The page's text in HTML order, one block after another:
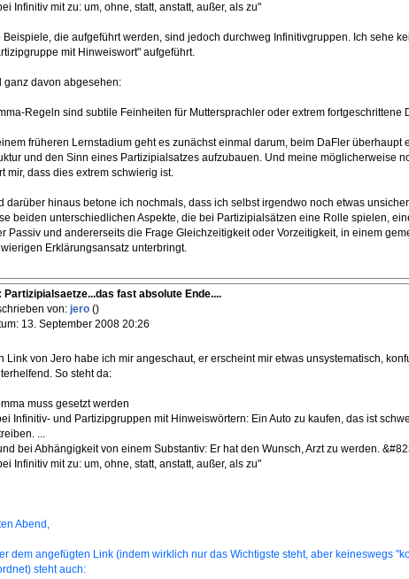
Infinitiv mit zu: um, ohne, statt, anstatt, außer, als zu"
Beispiele, die aufgeführt werden, sind jedoch durchweg Infinitivgruppen. Ich sehe
mit Hinweiswort" aufgeführt.
ganz davon abgesehen:
Regeln sind subtile Feinheiten für Muttersprachler oder extrem fortgeschrittene
früheren Lernstadium geht es zunächst einmal darum, beim DaFler überhaupt
und den Sinn eines Partizipialsatzes aufzubauen. Und meine möglicherweise
mir, dass dies extrem schwierig ist.
darüber hinaus betone ich nochmals, dass ich selbst irgendwo noch etwas
beiden unterschiedlichen Aspekte, die bei Partizipialsätzen eine Rolle spielen,
Passiv und andererseits die Frage Gleichzeitigkeit oder Vorzeitigkeit, in einem
Erklärungsansatz unterbringt.
Partizipialsaetze...das fast absolute Ende....
von: jero ()
13. September 2008 20:26
Link von Jero habe ich mir angeschaut, er erscheint mir etwas unsystematisch,
So steht da:
muss gesetzt werden
Infinitiv- und Partizipgruppen mit Hinweiswörtern: Ein Auto zu kaufen, das ist
...
bei Abhängigkeit von einem Substantiv: Er hat den Wunsch, Arzt zu werden.
Infinitiv mit zu: um, ohne, statt, anstatt, außer, als zu"
Abend,
dem angefügten Link (indem wirklich nur das Wichtigste steht, aber keineswegs
steht auch: